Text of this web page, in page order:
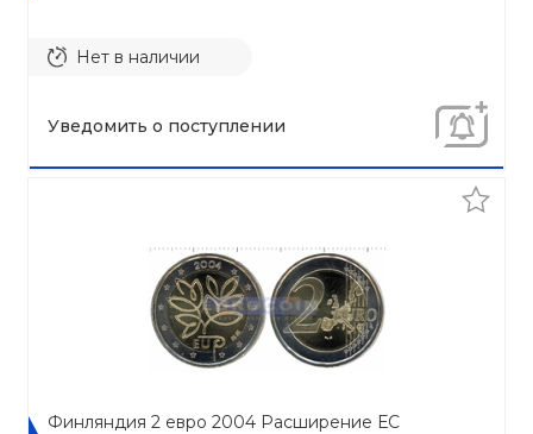
Нет в наличии
Уведомить о поступлении
Финляндия 2 евро 2004 Расширение ЕС